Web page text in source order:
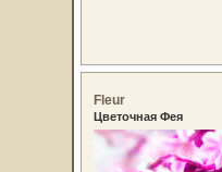
Fleur
Цветочная Фея